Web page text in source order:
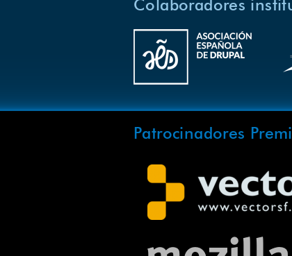
Colaboradores
Patrocinadores